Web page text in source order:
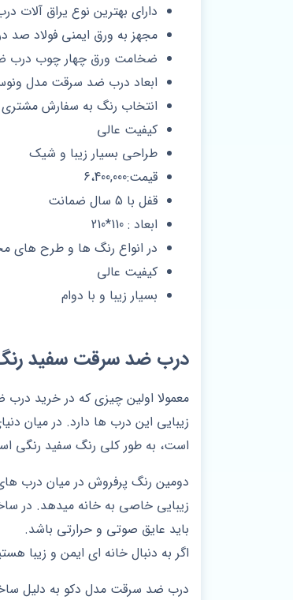
دارای بهترین نوع یراق آلات
مجهز به ورق ایمنی فولاد صد
ضخامت ورق چهار چوب درب
ابعاد درب ضد سرقت مدل ونوس :طول
انتخاب رنگ به سفارش مشتری
کیفیت عالی
طراحی بسیار زیبا و شیک
قیمت:6،400,000
قفل با 5 سال ضمانت
ابعاد : 110*210
در انواع رنگ ها و طرح های
کیفیت عالی
بسیار زیبا و با دوام
درب ضد سرقت سفید
معمولا اولین چیزی که در خرید
زیبایی این درب ها دارد. در میان
است، به طور کلی رنگ سفید
دومین رنگ پرفروش در میان درب
زیبایی خاصی به خانه میدهد. در
باید عایق صوتی و حرارتی باشد.
اگر به دنبال خانه ای ایمن و زیبا
درب ضد سرقت مدل دکو به دلیل